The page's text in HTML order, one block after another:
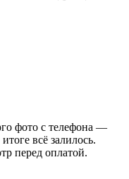
фото с телефона —
всё залилось.
перед оплатой.